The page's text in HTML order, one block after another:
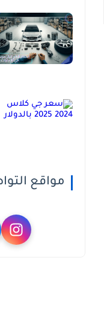
مواقع